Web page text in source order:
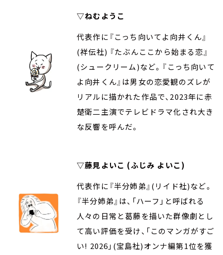
▽ねむようこ
代表作に『こっち向いてよ向井くん』
(祥伝社) 『たぶんここから始まる恋』
(シュークリーム)など。『こっち向いて
よ向井くん』は男女の恋愛観のズレが
リアルに描かれた作品で、2023年に赤
楚衛二主演でテレビドラマ化され大き
な反響を呼んだ。
▽藤見よいこ (ふじみ よいこ)
代表作に『半分姉弟』(リイド社)など。
『半分姉弟』は、「ハーフ」と呼ばれる
人々の日常と葛藤を描いた群像劇とし
て高い評価を受け、「このマンガがすご
い! 2026」(宝島社)オンナ編第1位を獲